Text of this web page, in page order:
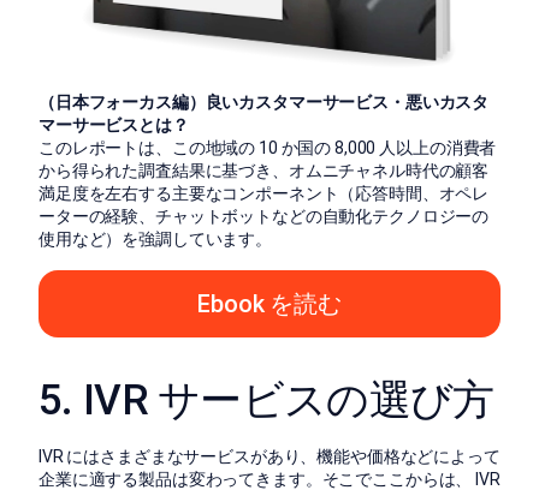
（日本フォーカス編）良いカスタマーサービス・悪いカスタ
マーサービスとは？
このレポートは、この地域の 10 か国の 8,000 人以上の消費者
から得られた調査結果に基づき、オムニチャネル時代の顧客
満足度を左右する主要なコンポーネント（応答時間、オペレ
ーターの経験、チャットボットなどの自動化テクノロジーの
使用など）を強調しています。
Ebook を読む
5. IVR サービスの選び方
IVR にはさまざまなサービスがあり、機能や価格などによって
企業に適する製品は変わってきます。そこでここからは、 IVR